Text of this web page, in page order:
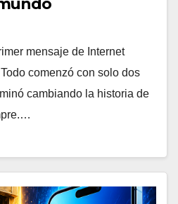
mensaje de Internet
comenzó con solo dos
cambiando la historia de